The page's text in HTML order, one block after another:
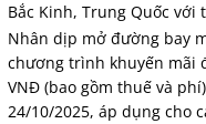
Bắc Kinh, Trung Quốc
Nhân dịp mở đường bay
chương trình khuyến mãi
VNĐ (bao gồm thuế và
24/10/2025, áp dụng cho